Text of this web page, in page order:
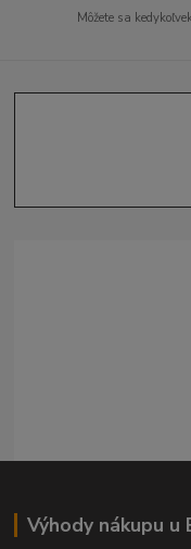
Môžete sa
Výhody nákupu u